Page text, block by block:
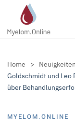
Zum
Home Neuigkeiten
Goldschmidt und Leo
über
MYELOM.ONLINE